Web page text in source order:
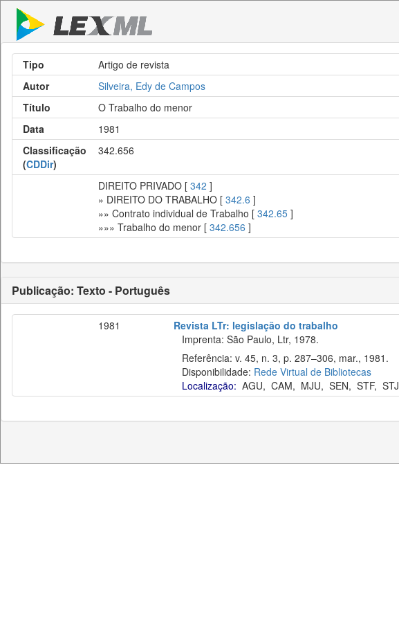
Tipo
Artigo de revista
Autor
Silveira, Edy de Campos
Título
O Trabalho do menor
Data
1981
Classificação
(CDDir)
342.656
DIREITO PRIVADO [ 342 ]
» DIREITO DO TRABALHO [ 342.6 ]
»» Contrato individual de Trabalho [ 342.65 ]
»»» Trabalho do menor [ 342.656 ]
Publicação: Texto - Português
1981
Revista LTr: legislação do trabalho
Imprenta: São Paulo, Ltr, 1978.
Referência: v. 45, n. 3, p. 287–306, mar., 1981.
Disponibilidade: Rede Virtual de Bibliotecas
Localização: AGU, CAM, MJU, SEN, STF, STJ